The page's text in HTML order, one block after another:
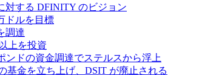
対する DFINITY のビジョン
ドルを目標
調達
上を投資
ンドの資金調達でステルスから浮上
基金を立ち上げ、DSIT が廃止される